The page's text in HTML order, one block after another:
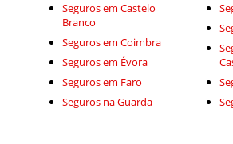
Seguros em Castelo
Branco
Seguros em Coimbra
Seguros em Évora
Seguros em Faro
Seguros na Guarda